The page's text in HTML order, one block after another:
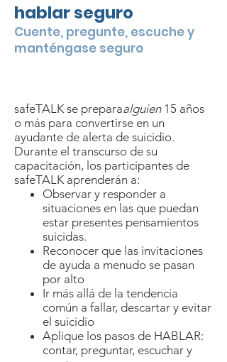
hablar seguro
Cuente, pregunte, escuche y
manténgase seguro
safeTALK se preparaalguien15 años
o más para convertirse en un
ayudante de alerta de suicidio.
Durante el transcurso de su
capacitación, los participantes de
safeTALK aprenderán a:
Observar y responder a
situaciones en las que puedan
estar presentes pensamientos
suicidas.
Reconocer que las invitaciones
de ayuda a menudo se pasan
por alto
Ir más allá de la tendencia
común a fallar, descartar y evitar
el suicidio
Aplique los pasos de HABLAR:
contar, preguntar, escuchar y